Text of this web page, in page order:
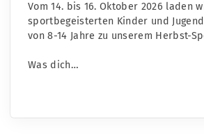
Vom 14. bis 16. Oktober 2026 laden
sportbegeisterten Kinder und
von 8-14 Jahre zu unserem Herbst-
Was dich…